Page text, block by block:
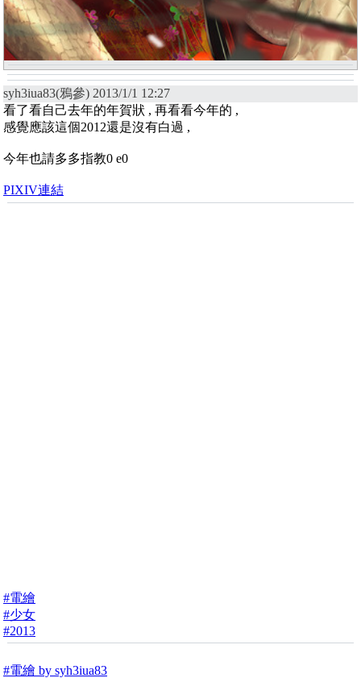
syh3iua83(鴉參) 2013/1/1 12:27
看了看自己去年的年賀狀 , 再看看今年的 ,
感覺應該這個2012還是沒有白過 ,
今年也請多多指教0 e0
PIXIV連結
#電繪
#少女
#2013
#電繪 by syh3iua83